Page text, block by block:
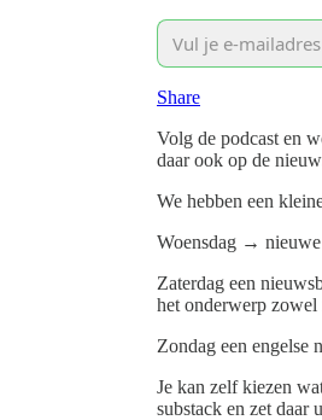
Share
Volg de podcast en
daar ook op de
We hebben een
Woensdag → nieuwe
Zaterdag een
het onderwerp zowel
Zondag een engelse
Je kan zelf kiezen
substack en zet daar